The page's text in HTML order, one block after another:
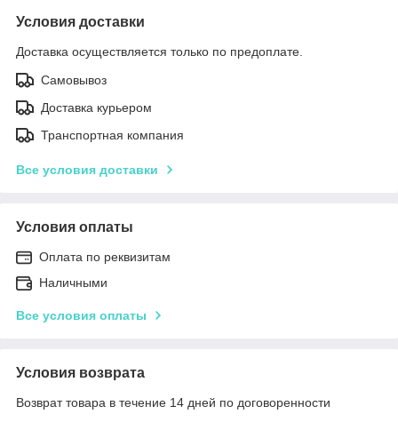
Условия доставки
Доставка осуществляется только по предоплате.
Самовывоз
Доставка курьером
Транспортная компания
Все условия доставки
Условия оплаты
Оплата по реквизитам
Наличными
Все условия оплаты
Условия возврата
Возврат товара в течение 14 дней по договоренности